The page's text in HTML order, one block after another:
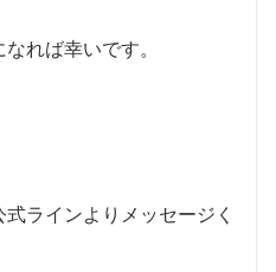
れば幸いです。
ラインよりメッセージく